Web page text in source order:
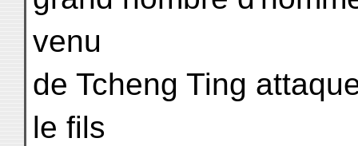
venu
de Tcheng Ting
le fils